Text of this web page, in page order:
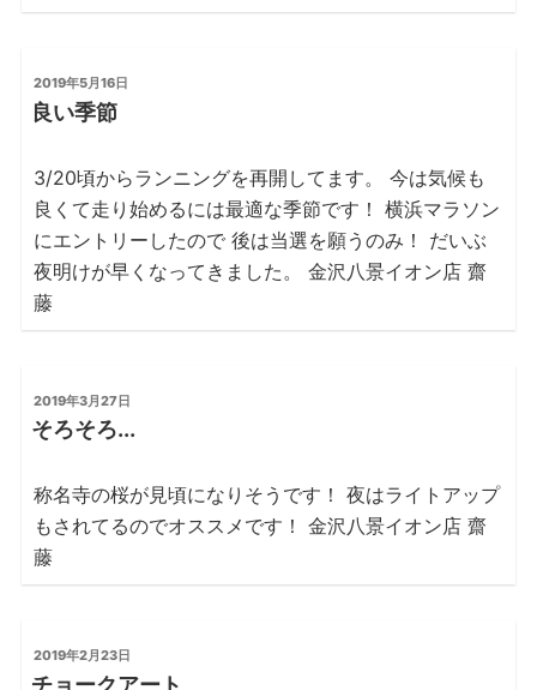
い
の
浜
ラ
ソ
の
投
稿
日:
2019年5月16日
良い季節
3/20頃からランニングを再開してます。 今は気候も
良くて走り始めるには最適な季節です！ 横浜マラソン
にエントリーしたので 後は当選を願うのみ！ だいぶ
夜明けが早くなってきました。 金沢八景イオン店 齋
藤
投
稿
日:
2019年3月27日
そろそろ...
称名寺の桜が見頃になりそうです！ 夜はライトアップ
もされてるのでオススメです！ 金沢八景イオン店 齋
藤
投
稿
2019年2月23日
チョークアート